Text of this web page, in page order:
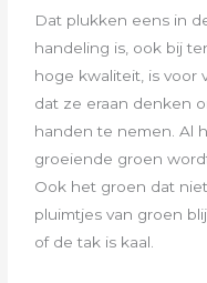
Dat plukken eens in
handeling is, ook bij
hoge kwaliteit, is voor
dat ze eraan denken
handen te nemen.Al
groeiende groen
Ook het groen dat
pluimtjes van groen
of de tak is kaal.